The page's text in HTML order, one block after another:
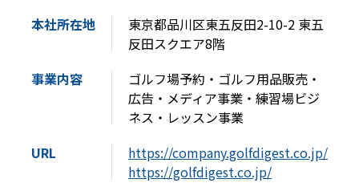
本社所在地
東京都品川区東五反田2-10-2 東五
反田スクエア8階
事業内容
ゴルフ場予約・ゴルフ用品販売・
広告・メディア事業・練習場ビジ
ネス・レッスン事業
URL
https://company.golfdigest.co.jp/
https://golfdigest.co.jp/